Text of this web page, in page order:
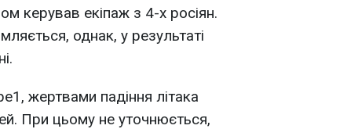
керував екіпаж з 4-х росіян.
однак, у результаті
жертвами падіння літака
При цьому не уточнюється,